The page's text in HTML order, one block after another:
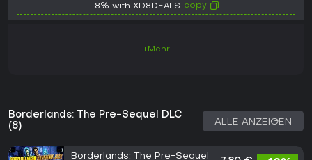
-8% with XD8DEALS copy
+Mehr
Borderlands: The Pre-Sequel DLC
(8)
ALLE ANZEIGEN
Borderlands: The Pre-Sequel